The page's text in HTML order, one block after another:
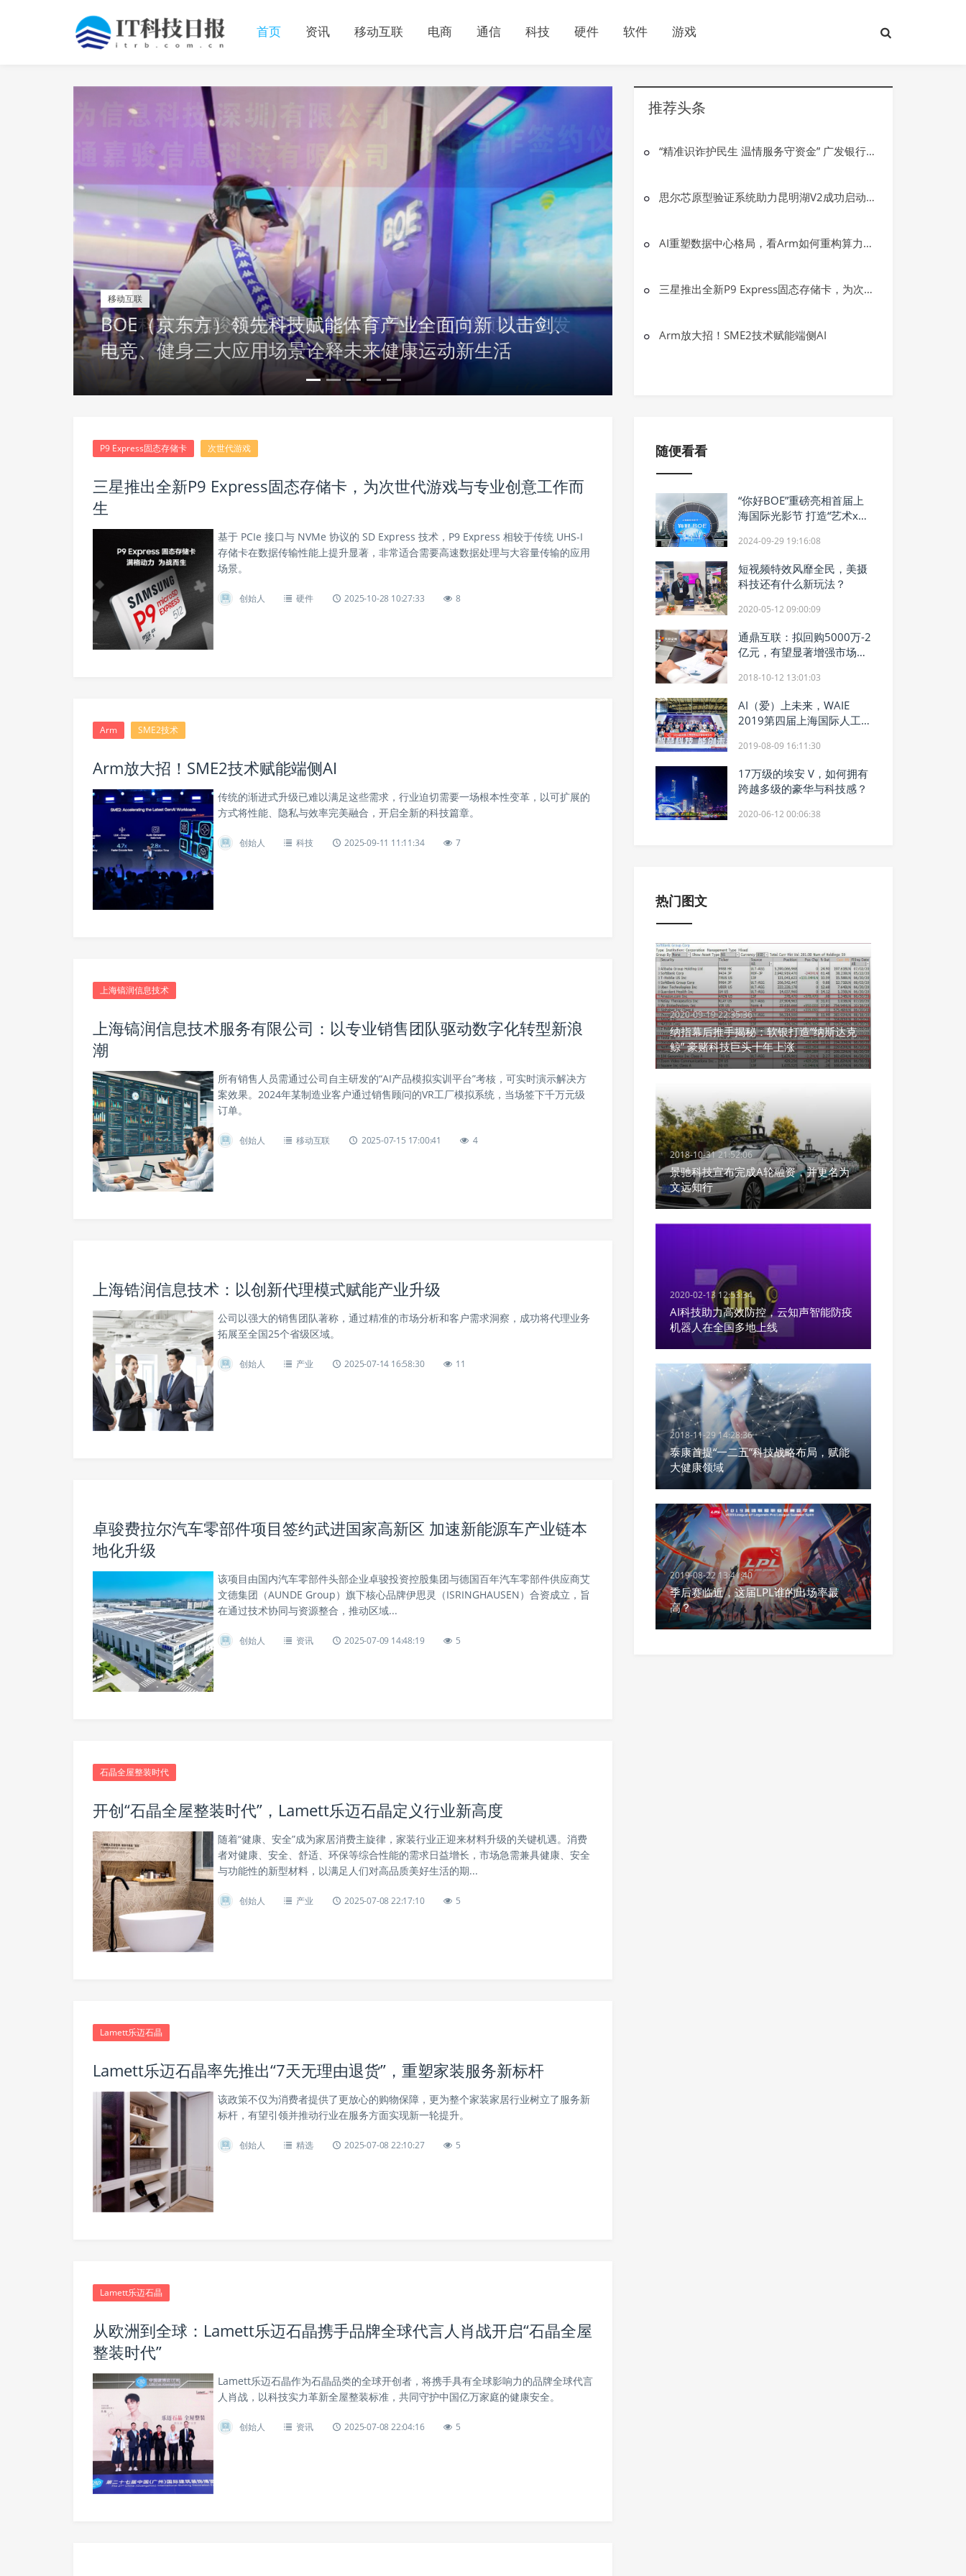
首页 资讯 移动互联 电商 通信 科技 硬件 软件 游戏
移动互联
BOE（京东方）领先科技赋能体育产业全面向新 以击剑、
电竞、健身三大应用场景诠释未来健康运动新生活
BOE·IPC电竞大赛暨BOE无畏杯S2完
推荐头条
“精准识诈护民生 温情服务守资金” 广发银行大庆龙南支行成功拦截一起电信网络诈骗案件
思尔芯原型验证系统助力昆明湖V2成功启动GUI OpenEuler
AI重塑数据中心格局，看Arm如何重构算力基础设施新形态
三星推出全新P9 Express固态存储卡，为次世代游戏与专业创意工作而生
Arm放大招！SME2技术赋能端侧AI
P9 Express固态存储卡 次世代游戏
三星推出全新P9 Express固态存储卡，为次世代游戏与专业创意工作而
生
基于 PCIe 接口与 NVMe 协议的 SD Express 技术，P9 Express 相较于传统 UHS-I
存储卡在数据传输性能上提升显著，非常适合需要高速数据处理与大容量传输的应用
场景。
创始人 硬件 2025-10-28 10:27:33 8
Arm SME2技术
Arm放大招！SME2技术赋能端侧AI
传统的渐进式升级已难以满足这些需求，行业迫切需要一场根本性变革，以可扩展的
方式将性能、隐私与效率完美融合，开启全新的科技篇章。
创始人 科技 2025-09-11 11:11:34 7
上海镐润信息技术
上海镐润信息技术服务有限公司：以专业销售团队驱动数字化转型新浪
潮
所有销售人员需通过公司自主研发的“AI产品模拟实训平台”考核，可实时演示解决方
案效果。2024年某制造业客户通过销售顾问的VR工厂模拟系统，当场签下千万元级
订单。
创始人 移动互联 2025-07-15 17:00:41 4
上海锆润信息技术：以创新代理模式赋能产业升级
公司以强大的销售团队著称，通过精准的市场分析和客户需求洞察，成功将代理业务
拓展至全国25个省级区域。
创始人 产业 2025-07-14 16:58:30 11
卓骏费拉尔汽车零部件项目签约武进国家高新区 加速新能源车产业链本
地化升级
该项目由国内汽车零部件头部企业卓骏投资控股集团与德国百年汽车零部件供应商艾
文德集团（AUNDE Group）旗下核心品牌伊思灵（ISRINGHAUSEN）合资成立，旨
在通过技术协同与资源整合，推动区域...
创始人 资讯 2025-07-09 14:48:19 5
石晶全屋整装时代
开创“石晶全屋整装时代”，Lamett乐迈石晶定义行业新高度
随着“健康、安全”成为家居消费主旋律，家装行业正迎来材料升级的关键机遇。消费
者对健康、安全、舒适、环保等综合性能的需求日益增长，市场急需兼具健康、安全
与功能性的新型材料，以满足人们对高品质美好生活的期...
创始人 产业 2025-07-08 22:17:10 5
Lamett乐迈石晶
Lamett乐迈石晶率先推出“7天无理由退货”，重塑家装服务新标杆
该政策不仅为消费者提供了更放心的购物保障，更为整个家装家居行业树立了服务新
标杆，有望引领并推动行业在服务方面实现新一轮提升。
创始人 精选 2025-07-08 22:10:27 5
Lamett乐迈石晶
从欧洲到全球：Lamett乐迈石晶携手品牌全球代言人肖战开启“石晶全屋
整装时代”
Lamett乐迈石晶作为石晶品类的全球开创者，将携手具有全球影响力的品牌全球代言
人肖战，以科技实力革新全屋整装标准，共同守护中国亿万家庭的健康安全。
创始人 资讯 2025-07-08 22:04:16 5
随便看看
“你好BOE”重磅亮相首届上
海国际光影节 打造“艺术x科
2024-09-29 19:16:08
短视频特效风靡全民，美摄
科技还有什么新玩法？
2020-05-12 09:00:09
通鼎互联：拟回购5000万-2
亿元，有望显著增强市场信
2018-10-12 13:01:03
AI（爱）上未来，WAIE
2019第四届上海国际人工
大会今天隆重开幕！
2019-08-09 16:11:30
17万级的埃安 V，如何拥有
跨越多级的豪华与科技感？
2020-06-12 00:06:38
热门图文
2020-09-19 22:35:36
纳指幕后推手揭秘：软银打造“纳斯达克
鲸” 豪赌科技巨头十年上涨
2018-10-31 21:52:06
景驰科技宣布完成A轮融资，并更名为
文远知行
2020-02-13 12:53:34
AI科技助力高效防控，云知声智能防疫
机器人在全国多地上线
2018-11-29 14:28:36
泰康首提“一二五”科技战略布局，赋能
大健康领域
2019-08-22 13:41:40
季后赛临近，这届LPL谁的出场率最
高？